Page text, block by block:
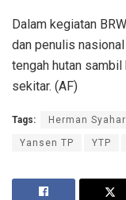
Dalam kegiatan
dan penulis
tengah hutan
sekitar. (AF)
Tags: Herman
Yansen TP YTP